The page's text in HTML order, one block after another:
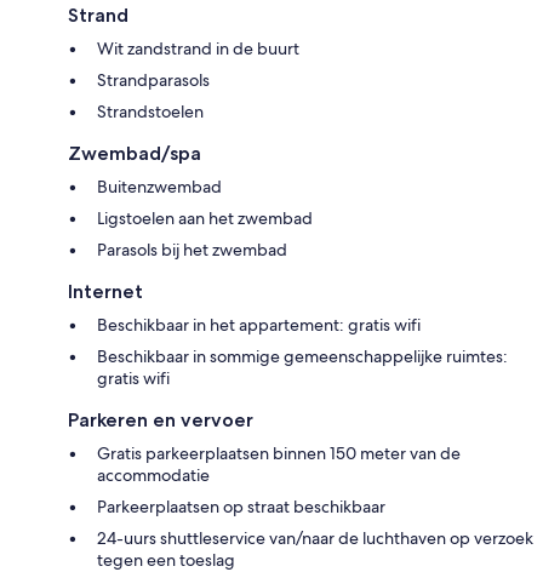
Strand
Wit zandstrand in de buurt
Strandparasols
Strandstoelen
Zwembad/spa
Buitenzwembad
Ligstoelen aan het zwembad
Parasols bij het zwembad
Internet
Beschikbaar in het appartement: gratis wifi
Beschikbaar in sommige gemeenschappelijke ruimtes:
gratis wifi
Parkeren en vervoer
Gratis parkeerplaatsen binnen 150 meter van de
accommodatie
Parkeerplaatsen op straat beschikbaar
24-uurs shuttleservice van/naar de luchthaven op verzoek
tegen een toeslag